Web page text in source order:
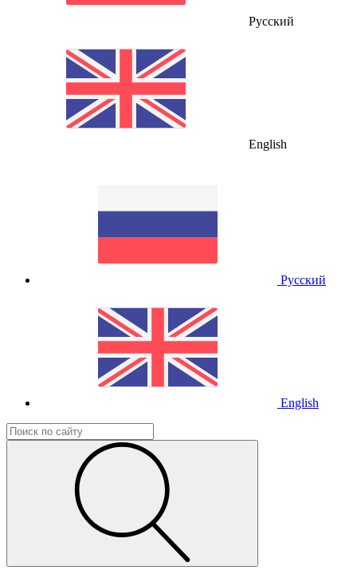
Русский
English
Русский
English